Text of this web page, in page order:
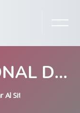
CENTRO REGIONAL DE FORMACIÓN Y ESTUDIOS SOCIALES
Al Sitio